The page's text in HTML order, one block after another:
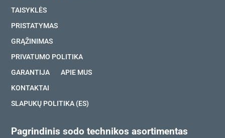
TAISYKLĖS
PRISTATYMAS
GRĄŽINIMAS
PRIVATUMO POLITIKA
GARANTIJA
APIE MUS
KONTAKTAI
SLAPUKŲ POLITIKA (ES)
Pagrindinis sodo technikos asortimentas